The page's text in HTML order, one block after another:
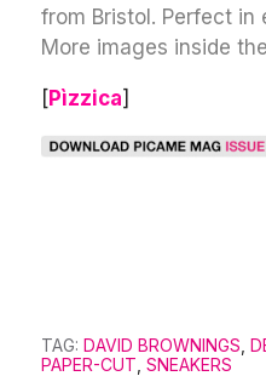
from Bristol. Perfect in
More images inside
[Pìzzica]
TAG: DAVID BROWNINGS
PAPER-CUT SNEAKERS